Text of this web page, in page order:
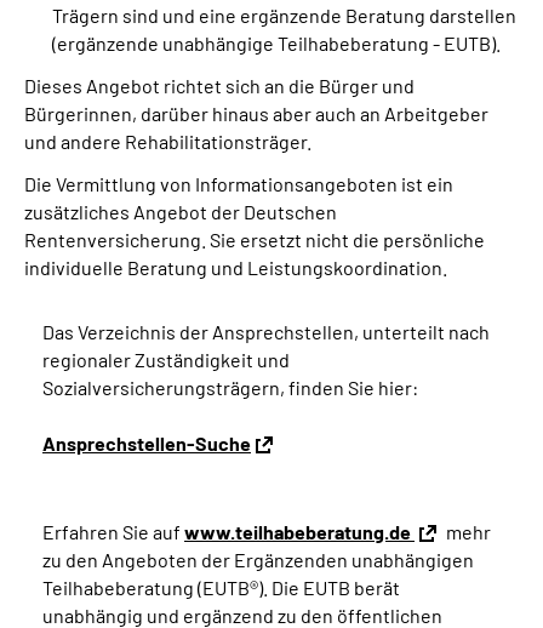
Trägern sind und eine ergänzende Beratung darstellen
(ergänzende unabhängige Teilhabeberatung - EUTB).
Dieses Angebot richtet sich an die Bürger und
Bürgerinnen, darüber hinaus aber auch an Arbeitgeber
und andere Rehabilitationsträger.
Die Vermittlung von Informationsangeboten ist ein
zusätzliches Angebot der Deutschen
Rentenversicherung. Sie ersetzt nicht die persönliche
individuelle Beratung und Leistungskoordination.
Das Verzeichnis der Ansprechstellen, unterteilt nach
regionaler Zuständigkeit und
Sozialversicherungsträgern, finden Sie hier:
Ansprechstellen-Suche
Erfahren Sie auf www.teilhabeberatung.de
mehr
zu den Angeboten der Ergänzenden unabhängigen
Teilhabeberatung (EUTB®). Die EUTB berät
unabhängig und ergänzend zu den öffentlichen